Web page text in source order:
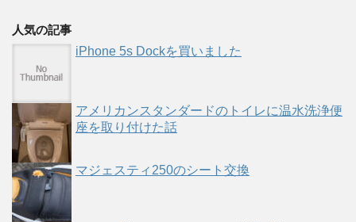
人気の記事
iPhone 5s Dockを買いました
アメリカンスタンダードのトイレに温水洗浄便
座を取り付けた話
マジェスティ250のシート交換